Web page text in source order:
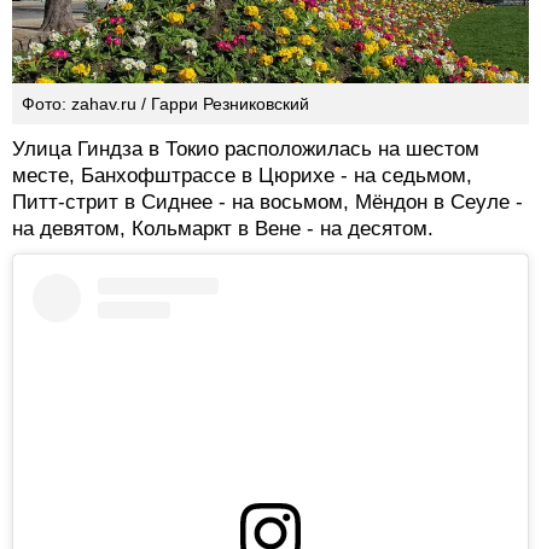
Фото: zahav.ru / Гарри Резниковский
Улица Гиндза в Токио расположилась на шестом
месте, Банхофштрассе в Цюрихе - на седьмом,
Питт-стрит в Сиднее - на восьмом, Мёндон в Сеуле -
на девятом, Кольмаркт в Вене - на десятом.